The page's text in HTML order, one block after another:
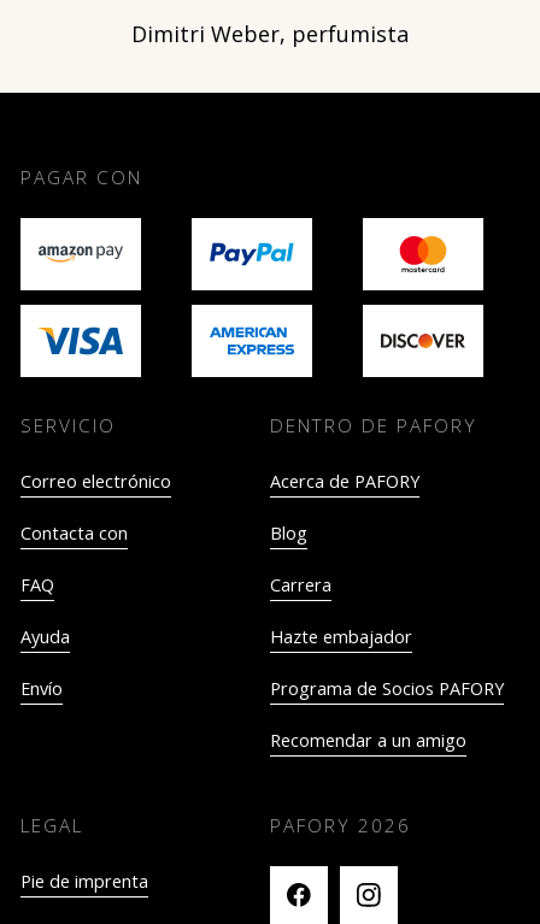
Dimitri Weber, perfumista
PAGAR CON
SERVICIO
Correo electrónico
Contacta con
FAQ
Ayuda
Envío
DENTRO DE PAFORY
Acerca de PAFORY
Blog
Carrera
Hazte embajador
Programa de Socios PAFORY
Recomendar a un amigo
LEGAL
Pie de imprenta
PAFORY 2026